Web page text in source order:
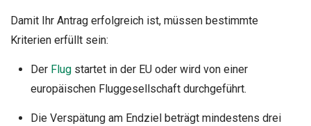
Damit Ihr Antrag erfolgreich ist, müssen bestimmte
Kriterien erfüllt sein:
Der Flugstartet in der EU oder wird von einer
europäischen Fluggesellschaft durchgeführt.
Die Verspätung am Endziel beträgt mindestens drei